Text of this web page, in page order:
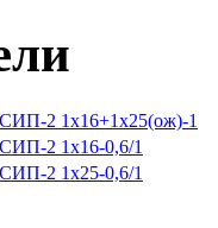
СИП-2 1х16+1х25(ож)-1
СИП-2 1х16-0,6/1
СИП-2 1х25-0,6/1